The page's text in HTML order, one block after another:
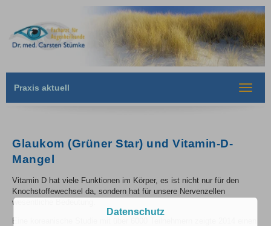
Praxis aktuell
Toggle
Glaukom (Grüner Star) und Vitamin-D-
Mangel
Vitamin D hat viele Funktionen im Körper, es ist nicht nur für den
Knochstoffewechsel da, sondern hat für unsere Nervenzellen
wesentliche Bedeutung.
Eine koreanische Studie mit über 6000 Teilnehmern zeigte 2014 einen
Datenschutz